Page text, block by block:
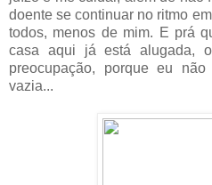
doente se continuar no ritmo
todos, menos de mim. E prá
casa aqui já está alugada,
preocupação, porque eu
vazia...